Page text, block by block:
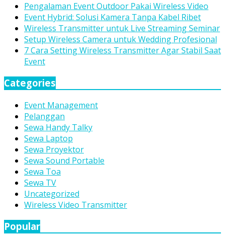
Pengalaman Event Outdoor Pakai Wireless Video
Event Hybrid: Solusi Kamera Tanpa Kabel Ribet
Wireless Transmitter untuk Live Streaming Seminar
Setup Wireless Camera untuk Wedding Profesional
7 Cara Setting Wireless Transmitter Agar Stabil Saat
Event
Categories
Event Management
Pelanggan
Sewa Handy Talky
Sewa Laptop
Sewa Proyektor
Sewa Sound Portable
Sewa Toa
Sewa TV
Uncategorized
Wireless Video Transmitter
Popular